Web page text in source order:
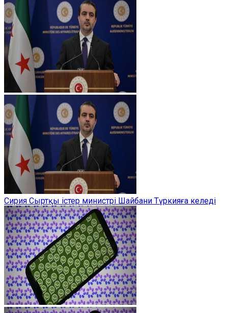
Сирия Сыртқы істер министрі Шайбани Түркияға келеді